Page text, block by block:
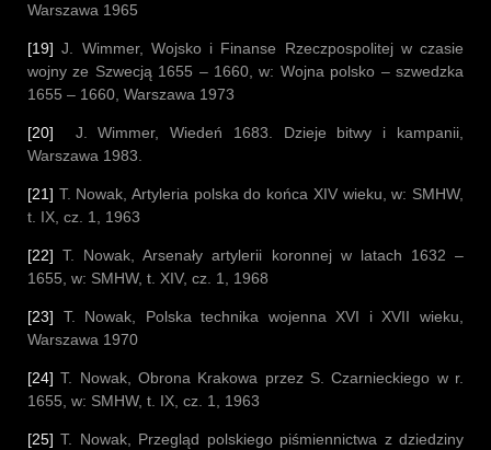
Warszawa 1965
[19] J. Wimmer, Wojsko i Finanse Rzeczpospolitej w czasie
wojny ze Szwecją 1655 – 1660, w: Wojna polsko – szwedzka
1655 – 1660, Warszawa 1973
[20] J. Wimmer, Wiedeń 1683. Dzieje bitwy i kampanii,
Warszawa 1983.
[21] T. Nowak, Artyleria polska do końca XIV wieku, w: SMHW,
t. IX, cz. 1, 1963
[22] T. Nowak, Arsenały artylerii koronnej w latach 1632 –
1655, w: SMHW, t. XIV, cz. 1, 1968
[23] T. Nowak, Polska technika wojenna XVI i XVII wieku,
Warszawa 1970
[24] T. Nowak, Obrona Krakowa przez S. Czarnieckiego w r.
1655, w: SMHW, t. IX, cz. 1, 1963
[25] T. Nowak, Przegląd polskiego piśmiennictwa z dziedziny